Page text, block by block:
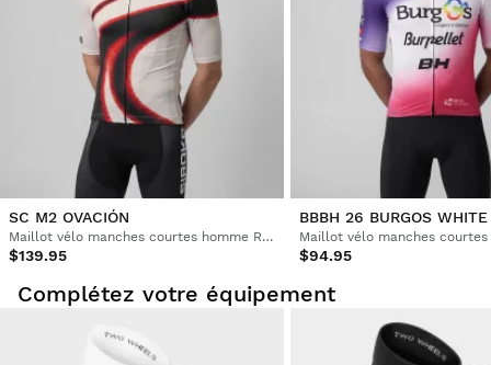
SC M2 OVACIÓN
Maillot vélo manches courtes homme Real Sporting de Gijón x Siroko
$139.95
BBBH 26 BURGOS WHITE
$94.95
Complétez votre équipement